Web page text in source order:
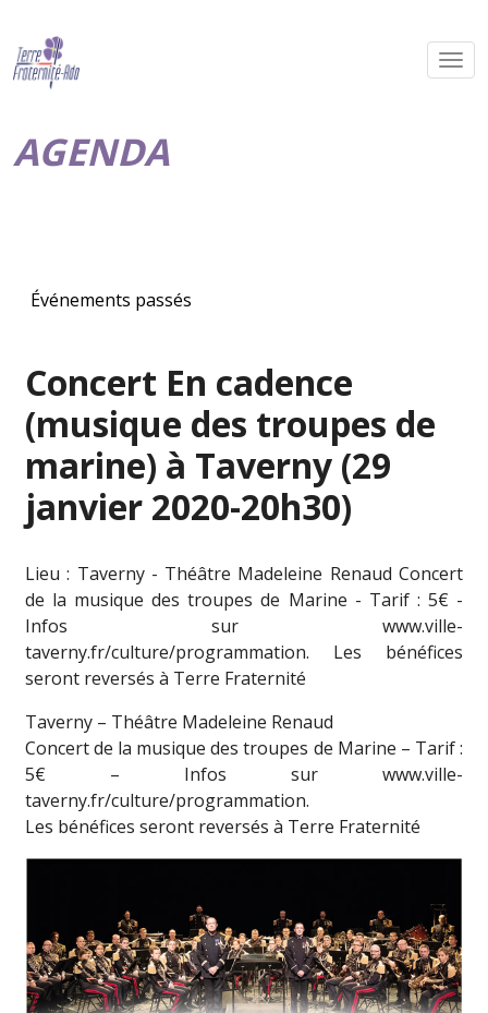
AGENDA
Événements passés
Concert En cadence
(musique des troupes de
marine) à Taverny (29
janvier 2020-20h30)
Lieu : Taverny - Théâtre Madeleine Renaud Concert
de la musique des troupes de Marine - Tarif : 5€ -
Infos sur www.ville-
taverny.fr/culture/programmation. Les bénéfices
seront reversés à Terre Fraternité
Taverny – Théâtre Madeleine Renaud
Concert de la musique des troupes de Marine – Tarif :
5€ – Infos sur www.ville-
taverny.fr/culture/programmation.
Les bénéfices seront reversés à Terre Fraternité